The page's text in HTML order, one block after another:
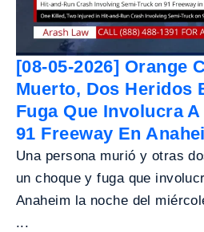
[08-05-2026] Orange
Muerto, Dos Heridos
Fuga Que Involucra
91 Freeway En
Una persona murió y otras
un choque y fuga que
Anaheim la noche del
...